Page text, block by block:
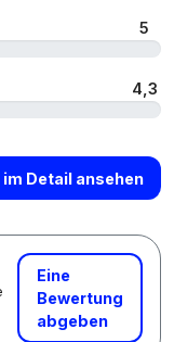
5
4,3
Detail ansehen
Eine
Bewertung
abgeben